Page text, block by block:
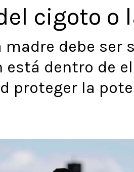
cigoto o
madre debe ser
está dentro de
proteger la